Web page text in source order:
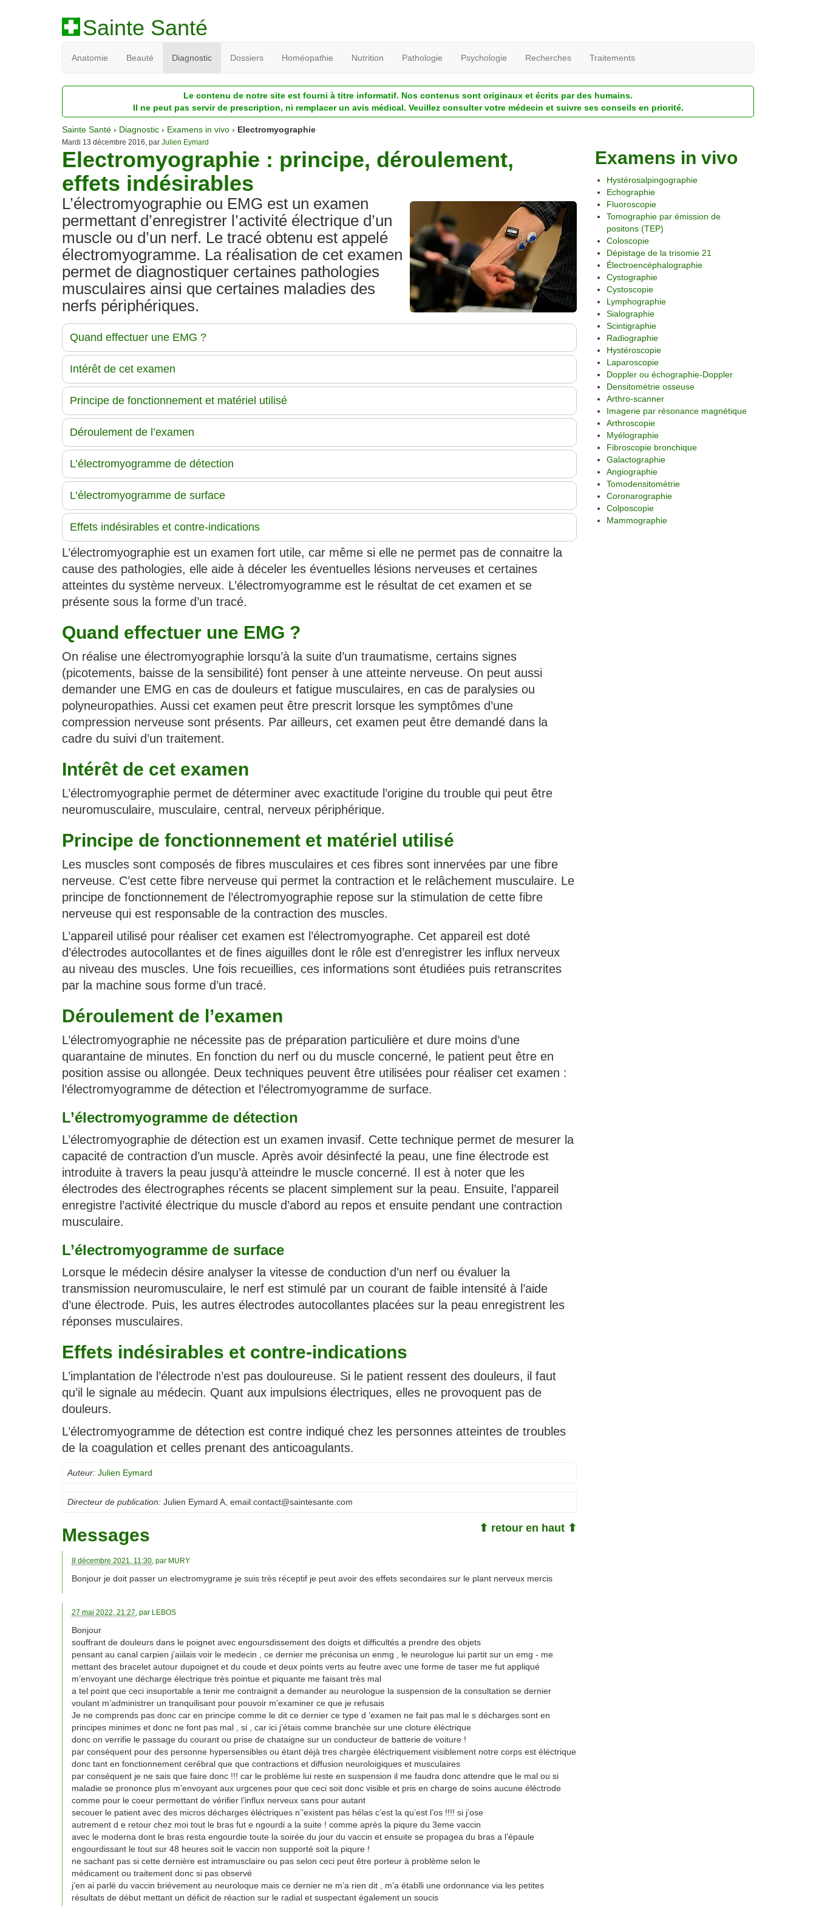
Sainte Santé
Anatomie Beauté Diagnostic Dossiers Homéopathie Nutrition Pathologie Psychologie Recherches Traitements
Le contenu de notre site est fourni à titre informatif. Nos contenus sont originaux et écrits par des humains.
Il ne peut pas servir de prescription, ni remplacer un avis médical. Veuillez consulter votre médecin et suivre ses conseils en priorité.
Sainte Santé › Diagnostic › Examens in vivo › Electromyographie
Mardi 13 décembre 2016, par Julien Eymard
Electromyographie : principe, déroulement,
effets indésirables
L’électromyographie ou EMG est un examen
permettant d’enregistrer l’activité électrique d’un
muscle ou d’un nerf. Le tracé obtenu est appelé
électromyogramme. La réalisation de cet examen
permet de diagnostiquer certaines pathologies
musculaires ainsi que certaines maladies des
nerfs périphériques.
Quand effectuer une EMG ?
Intérêt de cet examen
Principe de fonctionnement et matériel utilisé
Déroulement de l’examen
L’électromyogramme de détection
L’électromyogramme de surface
Effets indésirables et contre-indications
L’électromyographie est un examen fort utile, car même si elle ne permet pas de connaitre la
cause des pathologies, elle aide à déceler les éventuelles lésions nerveuses et certaines
atteintes du système nerveux. L’électromyogramme est le résultat de cet examen et se
présente sous la forme d’un tracé.
Quand effectuer une EMG ?
On réalise une électromyographie lorsqu’à la suite d’un traumatisme, certains signes
(picotements, baisse de la sensibilité) font penser à une atteinte nerveuse. On peut aussi
demander une EMG en cas de douleurs et fatigue musculaires, en cas de paralysies ou
polyneuropathies. Aussi cet examen peut être prescrit lorsque les symptômes d’une
compression nerveuse sont présents. Par ailleurs, cet examen peut être demandé dans la
cadre du suivi d’un traitement.
Intérêt de cet examen
L’électromyographie permet de déterminer avec exactitude l’origine du trouble qui peut être
neuromusculaire, musculaire, central, nerveux périphérique.
Principe de fonctionnement et matériel utilisé
Les muscles sont composés de fibres musculaires et ces fibres sont innervées par une fibre
nerveuse. C’est cette fibre nerveuse qui permet la contraction et le relâchement musculaire. Le
principe de fonctionnement de l’électromyographie repose sur la stimulation de cette fibre
nerveuse qui est responsable de la contraction des muscles.
L’appareil utilisé pour réaliser cet examen est l’électromyographe. Cet appareil est doté
d’électrodes autocollantes et de fines aiguilles dont le rôle est d’enregistrer les influx nerveux
au niveau des muscles. Une fois recueillies, ces informations sont étudiées puis retranscrites
par la machine sous forme d’un tracé.
Déroulement de l’examen
L’électromyographie ne nécessite pas de préparation particulière et dure moins d’une
quarantaine de minutes. En fonction du nerf ou du muscle concerné, le patient peut être en
position assise ou allongée. Deux techniques peuvent être utilisées pour réaliser cet examen :
l’électromyogramme de détection et l’électromyogramme de surface.
L’électromyogramme de détection
L’électromyographie de détection est un examen invasif. Cette technique permet de mesurer la
capacité de contraction d’un muscle. Après avoir désinfecté la peau, une fine électrode est
introduite à travers la peau jusqu’à atteindre le muscle concerné. Il est à noter que les
électrodes des électrographes récents se placent simplement sur la peau. Ensuite, l’appareil
enregistre l’activité électrique du muscle d’abord au repos et ensuite pendant une contraction
musculaire.
L’électromyogramme de surface
Lorsque le médecin désire analyser la vitesse de conduction d’un nerf ou évaluer la
transmission neuromusculaire, le nerf est stimulé par un courant de faible intensité à l’aide
d’une électrode. Puis, les autres électrodes autocollantes placées sur la peau enregistrent les
réponses musculaires.
Effets indésirables et contre-indications
L’implantation de l’électrode n’est pas douloureuse. Si le patient ressent des douleurs, il faut
qu’il le signale au médecin. Quant aux impulsions électriques, elles ne provoquent pas de
douleurs.
L’électromyogramme de détection est contre indiqué chez les personnes atteintes de troubles
de la coagulation et celles prenant des anticoagulants.
Auteur: Julien Eymard
Directeur de publication: Julien Eymard A , email:contact@saintesante.com
⬆ retour en haut ⬆
Messages
8 décembre 2021, 11:30, par MURY
Bonjour je doit passer un electromygrame je suis très réceptif je peut avoir des effets secondaires sur le plant nerveux mercis
27 mai 2022, 21:27, par LEBOS
Bonjour
souffrant de douleurs dans le poignet avec engoursdissement des doigts et difficultés a prendre des objets
pensant au canal carpien j’aiilais voir le medecin , ce dernier me préconisa un enmg , le neurologue lui partit sur un emg - me
mettant des bracelet autour dupoignet et du coude et deux points verts au feutre avec une forme de taser me fut appliqué
m’envoyant une décharge électrique très pointue et piquante me faisant très mal
a tel point que ceci insuportable a tenir me contraignit a demander au neurologue la suspension de la consultation se dernier
voulant m’administrer un tranquilisant pour pouvoir m’examiner ce que je refusais
Je ne comprends pas donc car en principe comme le dit ce dernier ce type d ’examen ne fait pas mal le s décharges sont en
principes minimes et donc ne font pas mal , si , car ici j’étais comme branchée sur une cloture éléctrique
donc on verrifie le passage du courant ou prise de chataigne sur un conducteur de batterie de voiture !
par conséquent pour des personne hypersensibles ou étant déjà tres chargée éléctriquement visiblement notre corps est éléctrique
donc tant en fonctionnement cerébral que que contractions et diffusion neuroloigiques et musculaires
par conséquent je ne sais que faire donc !!! car le probléme lui reste en suspension il me faudra donc attendre que le mal ou si
maladie se prononce plus m’envoyant aux urgcenes pour que ceci soit donc visible et pris en charge de soins aucune éléctrode
comme pour le coeur permettant de vérifier l’influx nerveux sans pour autant
secouer le patient avec des micros décharges éléctriques n’’existent pas hélas c’est la qu’est l’os !!!! si j’ose
autrement d e retour chez moi tout le bras fut e ngourdi a la suite ! comme après la piqure du 3eme vaccin
avec le moderna dont le bras resta engourdie toute la soirée du jour du vaccin et ensuite se propagea du bras a l’épaule
engourdissant le tout sur 48 heures soit le vaccin non supporté soit la piqure !
ne sachant pas si cette dernière est intramusclaire ou pas selon ceci peut être porteur à problème selon le
médicament ou traitement donc si pas observé
j’en ai parlé du vaccin briévement au neuroloque mais ce dernier ne m’a rien dit , m’a établli une ordonnance via les petites
résultats de début mettant un déficit de réaction sur le radial et suspectant également un soucis
Examens in vivo
Hystérosalpingographie
Echographie
Fluoroscopie
Tomographie par émission de
positons (TEP)
Coloscopie
Dépistage de la trisomie 21
Électroencéphalographie
Cystographie
Cystoscopie
Lymphographie
Sialographie
Scintigraphie
Radiographie
Hystéroscopie
Laparoscopie
Doppler ou échographie-Doppler
Densitométrie osseuse
Arthro-scanner
Imagerie par résonance magnétique
Arthroscopie
Myélographie
Fibroscopie bronchique
Galactographie
Angiographie
Tomodensitométrie
Coronarographie
Colposcopie
Mammographie